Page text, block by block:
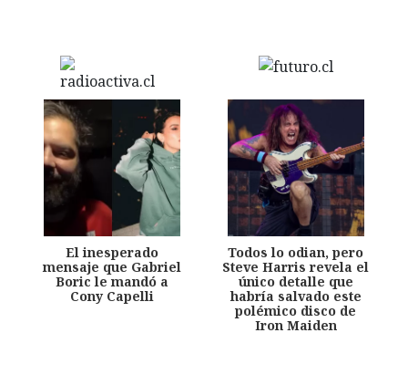
El inesperado
mensaje que Gabriel
Boric le mandó a
Cony Capelli
Todos lo odian, pero
Steve Harris revela el
único detalle que
habría salvado este
polémico disco de
Iron Maiden